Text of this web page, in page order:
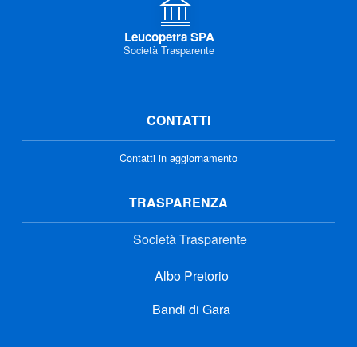
Leucopetra SPA
Società Trasparente
CONTATTI
Contatti in aggiornamento
TRASPARENZA
Società Trasparente
Albo Pretorio
Bandi di Gara